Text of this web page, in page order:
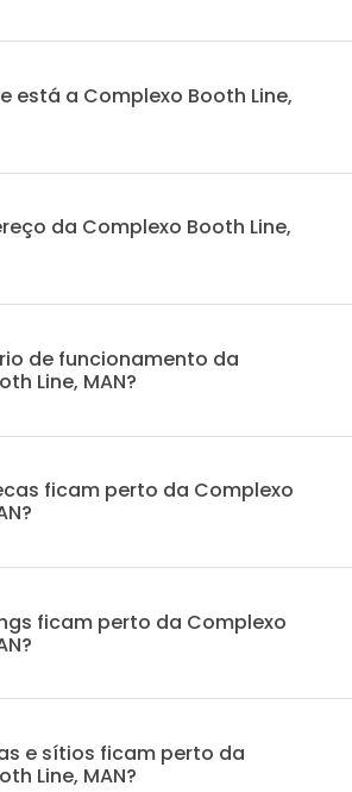
está a Complexo Booth Line,
da Complexo Booth Line,
de funcionamento da
Line, MAN?
ficam perto da Complexo
ficam perto da Complexo
e sítios ficam perto da
Line, MAN?